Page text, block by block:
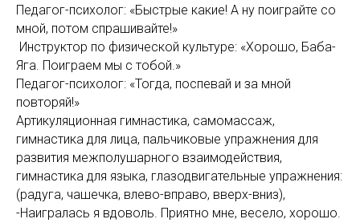
Педагог-психолог: «Быстрые какие! А ну поиграйте со
мной, потом спрашивайте!»
Инструктор по физической культуре: «Хорошо, Баба-
Яга. Поиграем мы с тобой.»
Педагог-психолог: «Тогда, поспевай и за мной
повторяй!»
Артикуляционная гимнастика, самомассаж,
гимнастика для лица, пальчиковые упражнения для
развития межполушарного взаимодействия,
гимнастика для языка, глазодвигательные упражнения:
(радуга, чашечка, влево-вправо, вверх-вниз),
-Наигралась я вдоволь. Приятно мне, весело, хорошо.